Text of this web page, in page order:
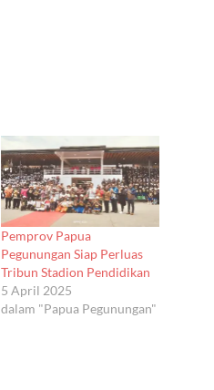
Pemprov Papua
Pegunungan Siap Perluas
Tribun Stadion Pendidikan
5 April 2025
dalam "Papua Pegunungan"